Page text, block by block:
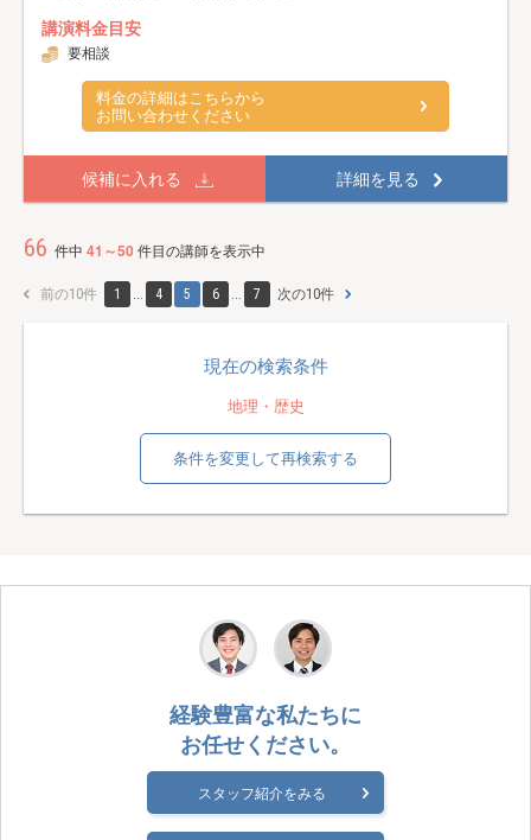
講演料金目安
要相談
料金の詳細はこちらから
お問い合わせください
候補に入れる 詳細を見る
66 件中 41～50件目の講師を表示中
前の10件 1 4 5 6 7 次の10件
現在の検索条件
地理・歴史
条件を変更して再検索する
経験豊富な私たちに
お任せください。
スタッフ紹介をみる